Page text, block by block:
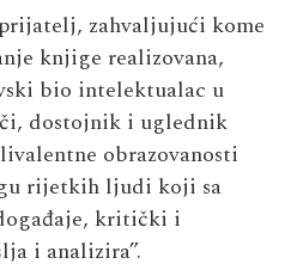
zahvaljujući kome
knjige realizovana,
bio intelektualac u
dostojnik i uglednik
obrazovanosti
rijetkih ljudi koji sa
kritički i
i analizira”.